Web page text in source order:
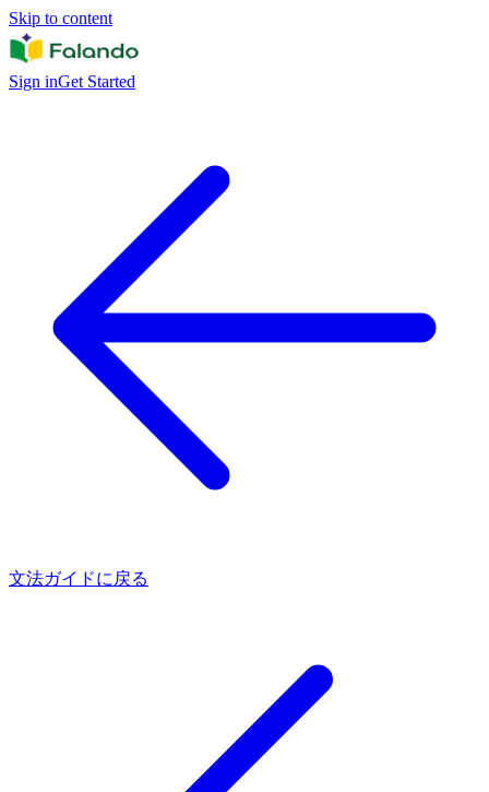
Skip to content
Sign inGet Started
文法ガイドに戻る